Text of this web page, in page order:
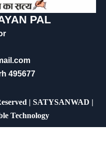
PAL
495677
| SATYSANWAD |
Technology